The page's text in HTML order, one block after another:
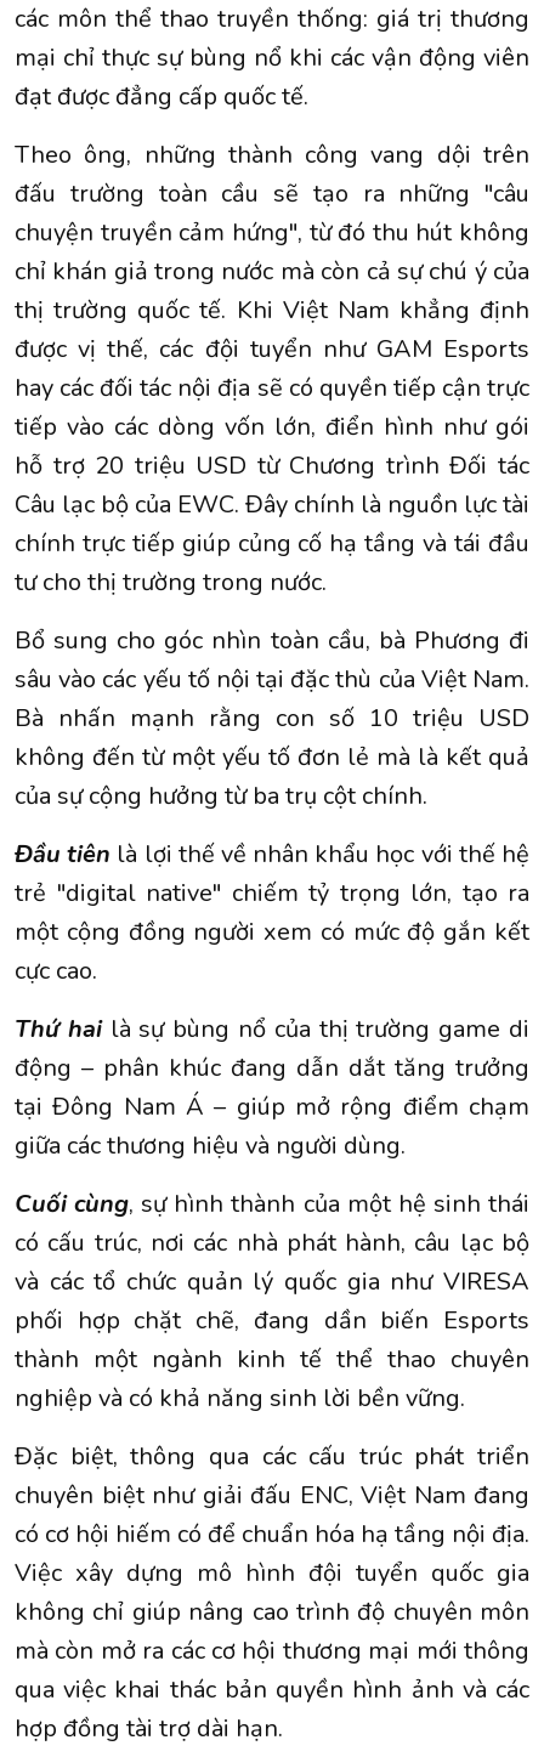
các môn thể thao truyền thống: giá trị thương
mại chỉ thực sự bùng nổ khi các vận động viên
đạt được đẳng cấp quốc tế.
Theo ông, những thành công vang dội trên
đấu trường toàn cầu sẽ tạo ra những "câu
chuyện truyền cảm hứng", từ đó thu hút không
chỉ khán giả trong nước mà còn cả sự chú ý của
thị trường quốc tế. Khi Việt Nam khẳng định
được vị thế, các đội tuyển như GAM Esports
hay các đối tác nội địa sẽ có quyền tiếp cận trực
tiếp vào các dòng vốn lớn, điển hình như gói
hỗ trợ 20 triệu USD từ Chương trình Đối tác
Câu lạc bộ của EWC. Đây chính là nguồn lực tài
chính trực tiếp giúp củng cố hạ tầng và tái đầu
tư cho thị trường trong nước.
Bổ sung cho góc nhìn toàn cầu, bà Phương đi
sâu vào các yếu tố nội tại đặc thù của Việt Nam.
Bà nhấn mạnh rằng con số 10 triệu USD
không đến từ một yếu tố đơn lẻ mà là kết quả
của sự cộng hưởng từ ba trụ cột chính.
Đầu tiên là lợi thế về nhân khẩu học với thế hệ
trẻ "digital native" chiếm tỷ trọng lớn, tạo ra
một cộng đồng người xem có mức độ gắn kết
cực cao.
Thứ hai là sự bùng nổ của thị trường game di
động – phân khúc đang dẫn dắt tăng trưởng
tại Đông Nam Á – giúp mở rộng điểm chạm
giữa các thương hiệu và người dùng.
Cuối cùng, sự hình thành của một hệ sinh thái
có cấu trúc, nơi các nhà phát hành, câu lạc bộ
và các tổ chức quản lý quốc gia như VIRESA
phối hợp chặt chẽ, đang dần biến Esports
thành một ngành kinh tế thể thao chuyên
nghiệp và có khả năng sinh lời bền vững.
Đặc biệt, thông qua các cấu trúc phát triển
chuyên biệt như giải đấu ENC, Việt Nam đang
có cơ hội hiếm có để chuẩn hóa hạ tầng nội địa.
Việc xây dựng mô hình đội tuyển quốc gia
không chỉ giúp nâng cao trình độ chuyên môn
mà còn mở ra các cơ hội thương mại mới thông
qua việc khai thác bản quyền hình ảnh và các
hợp đồng tài trợ dài hạn.